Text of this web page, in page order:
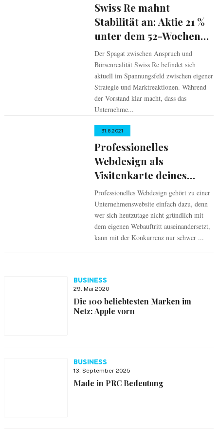
Swiss Re mahnt
Stabilität an: Aktie 21 %
unter dem 52-Wochen-
Hoch
Der Spagat zwischen Anspruch und
Börsenrealität Swiss Re befindet sich
aktuell im Spannungsfeld zwischen eigener
Strategie und Marktreaktionen. Während
der Vorstand klar macht, dass das
Unternehme...
31.8.2021
Professionelles
Webdesign als
Visitenkarte deines
Unternehmens
Professionelles Webdesign gehört zu einer
Unternehmenswebsite einfach dazu, denn
wer sich heutzutage nicht gründlich mit
dem eigenen Webauftritt auseinandersetzt,
kann mit der Konkurrenz nur schwer ...
BUSINESS
29. Mai 2020
Die 100 beliebtesten Marken im
Netz: Apple vorn
BUSINESS
13. September 2025
Made in PRC Bedeutung